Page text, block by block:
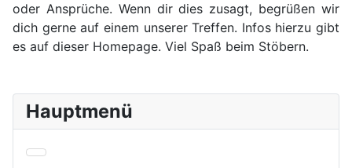
Hauptmenü
oder Ansprüche. Wenn dir dies zusagt, begrüßen wir
dich gerne auf einem unserer Treffen. Infos hierzu gibt
es auf dieser Homepage. Viel Spaß beim Stöbern.